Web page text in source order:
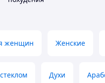
женщин Женские
Духи